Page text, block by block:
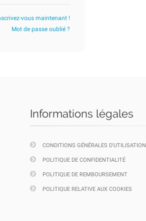
vous maintenant !
Mot de passe oublié ?
Informations légales
CONDITIONS GÉNÉRALES D'UTILISATION
POLITIQUE DE CONFIDENTIALITÉ
POLITIQUE DE REMBOURSEMENT
POLITIQUE RELATIVE AUX COOKIES